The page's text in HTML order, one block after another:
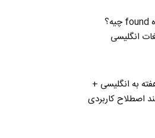
معنی واژه found چیه؟
انگلیسی
به انگلیسی +
اصطلاح کاربردی